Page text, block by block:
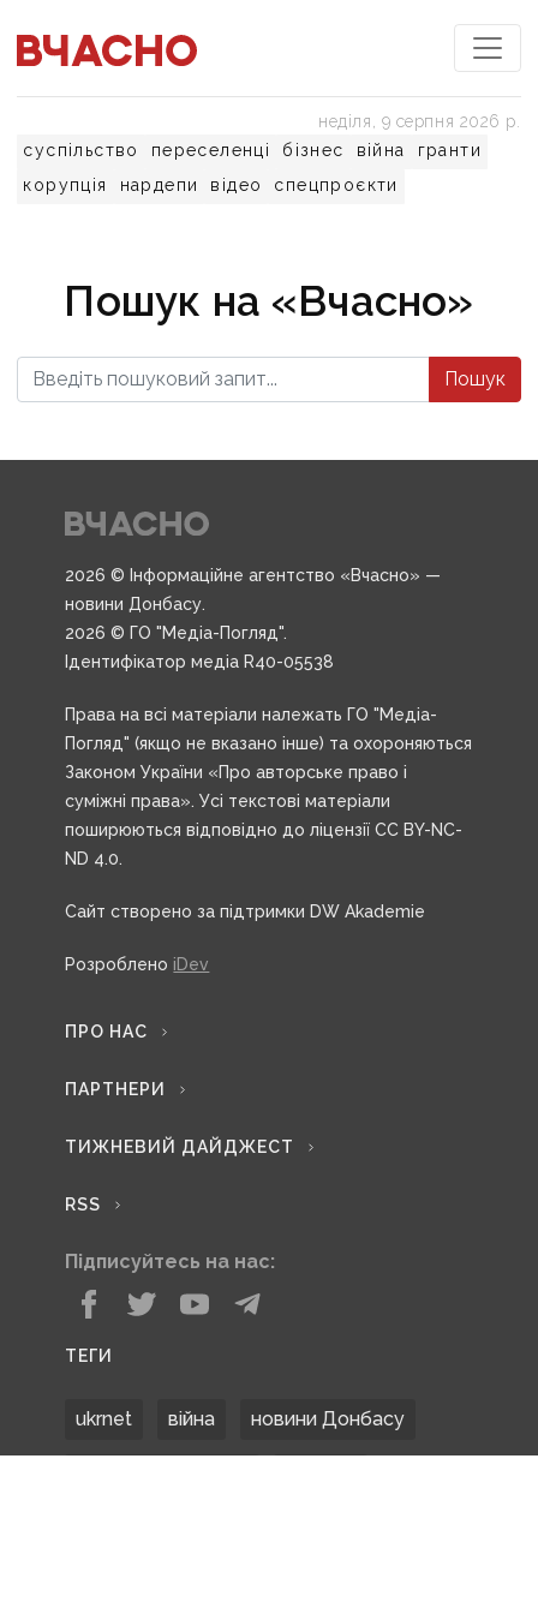
суспільство переселенці бізнес війна
гранти
корупція
нардепи відео спецпроєкти
неділя, 9 серпня 2026 р.
Пошук на «Вчасно»
Пошук
2026 © Інформаційне агентство «Вчасно» —
новини Донбасу.
2026 © ГО "Медіа-Погляд".
Ідентифікатор медіа R40-05538
Права на всі матеріали належать ГО "Медіа-
Погляд" (якщо не вказано інше) та охороняються
Законом України «Про авторське право і
суміжні права». Усі текстові матеріали
поширюються відповідно до ліцензії CC BY-NC-
ND 4.0.
Сайт створено за підтримки DW Akademie
Розроблено iDev
ПРО НАС
ПАРТНЕРИ
ТИЖНЕВИЙ ДАЙДЖЕСТ
RSS
Підписуйтесь на нас:
ТЕГИ
ukrnet війна новини Донбасу